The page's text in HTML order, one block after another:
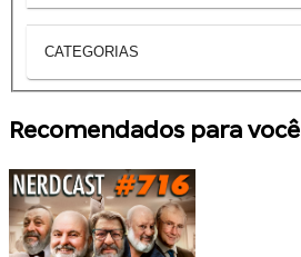
CATEGORIAS
Recomendados para você